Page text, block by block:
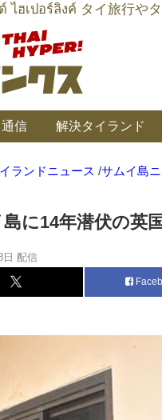
ไฮเปอร์ลิงค์ タイ旅行や
信 解決タイランド
ランドニュース /サムイ島
に14年潜伏の英
日 配信